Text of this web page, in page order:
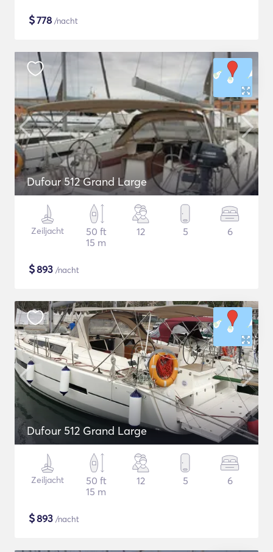
$778 /nacht
Dufour 512 Grand Large
Zeiljacht
50 ft
15 m
12 5 6
$893 /nacht
Dufour 512 Grand Large
Zeiljacht
50 ft
15 m
12 5 6
$893 /nacht